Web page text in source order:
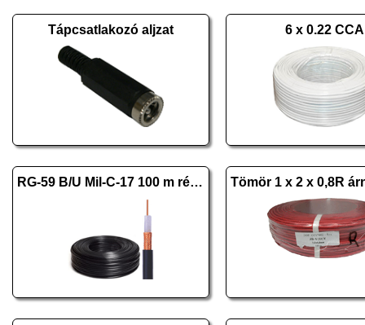
Tápcsatlakozó aljzat 6 x 0.22 CCA
RG-59 B/U Mil-C-17 100 m réz fekete